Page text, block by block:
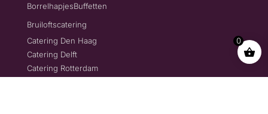
BorrelhapjesBuffetten
Bruiloftscatering
Catering Den Haag
Catering Delft
Catering Rotterdam
0